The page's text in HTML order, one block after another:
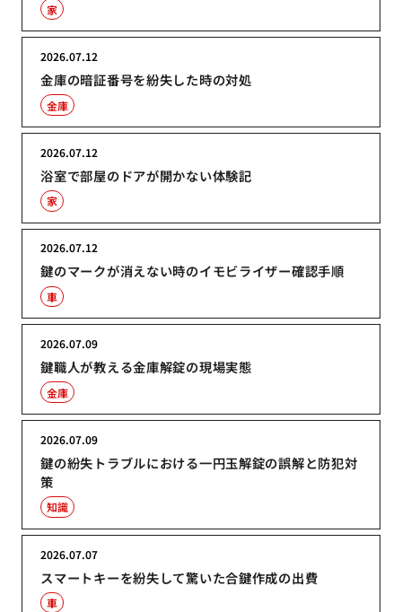
家
金庫の暗証番号を紛失した時の対処
2026.07.12
金庫
浴室で部屋のドアが開かない体験記
2026.07.12
家
鍵のマークが消えない時のイモビライザー確認手順
2026.07.12
車
鍵職人が教える金庫解錠の現場実態
2026.07.09
金庫
鍵の紛失トラブルにおける一円玉解錠の誤解と防犯対
策
2026.07.09
知識
スマートキーを紛失して驚いた合鍵作成の出費
2026.07.07
車